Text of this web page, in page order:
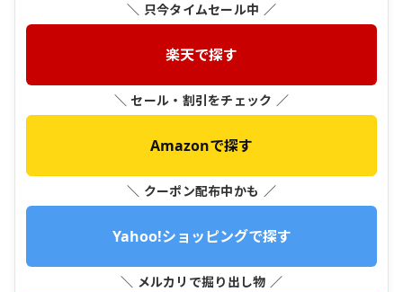
＼ 只今タイムセール中 ／
楽天で探す
＼ セール・割引をチェック ／
Amazonで探す
＼ クーポン配布中かも ／
Yahoo!ショッピングで探す
＼ メルカリで掘り出し物 ／